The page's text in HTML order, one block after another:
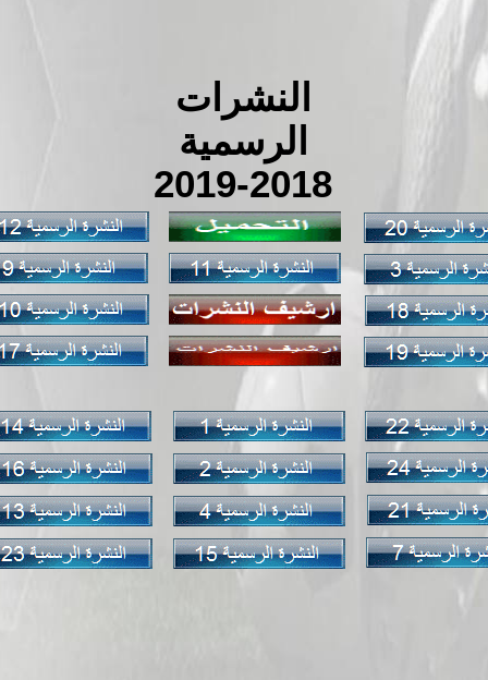
النشرات
الرسمية
2019-2018